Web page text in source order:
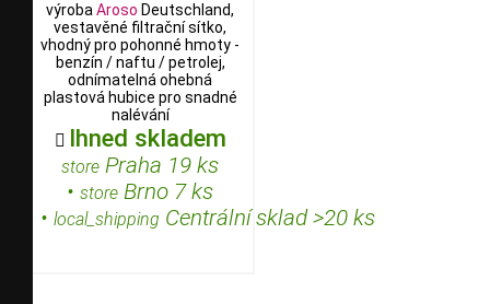
výroba Aroso Deutschland,
vestavěné filtrační sítko,
vhodný pro pohonné hmoty -
benzín / naftu / petrolej,
odnímatelná ohebná
plastová hubice pro snadné
nalévání
 Ihned skladem
store Praha 19 ks
• store Brno 7 ks
• local_shipping Centrální sklad >20 ks